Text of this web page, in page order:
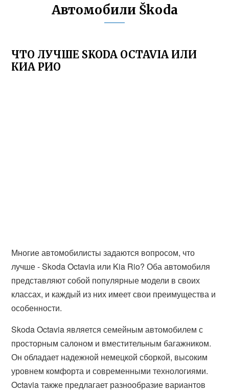
Автомобили Škoda
ЧТО ЛУЧШЕ SKODA OCTAVIA ИЛИ
КИА РИО
Многие автомобилисты задаются вопросом, что
лучше - Skoda Octavia или Kia Rio? Оба автомобиля
представляют собой популярные модели в своих
классах, и каждый из них имеет свои преимущества и
особенности.
Skoda Octavia является семейным автомобилем с
просторным салоном и вместительным багажником.
Он обладает надежной немецкой сборкой, высоким
уровнем комфорта и современными технологиями.
Octavia также предлагает разнообразие вариантов